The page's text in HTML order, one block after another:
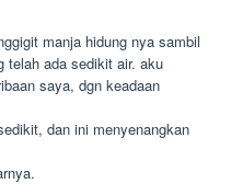
manja hidung nya sambil
telah ada sedikit air. aku
saya, dgn keadaan
dan ini menyenangkan